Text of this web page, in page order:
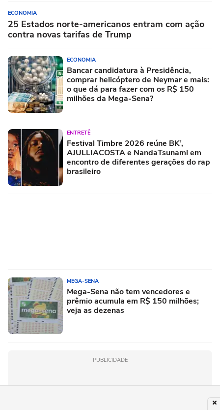
ECONOMIA
25 Estados norte-americanos entram com ação
contra novas tarifas de Trump
ECONOMIA
Bancar candidatura à Presidência,
comprar helicóptero de Neymar e mais:
o que dá para fazer com os R$ 150
milhões da Mega-Sena?
ENTRETÊ
Festival Timbre 2026 reúne BK’,
AJULLIACOSTA e NandaTsunami em
encontro de diferentes gerações do rap
brasileiro
MEGA-SENA
Mega-Sena não tem vencedores e
prêmio acumula em R$ 150 milhões;
veja as dezenas
PUBLICIDADE